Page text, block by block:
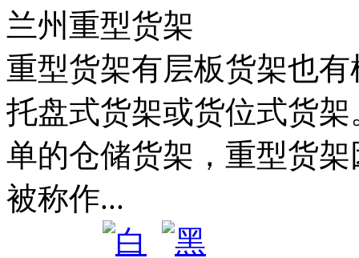
兰州重型货架
重型货架有层板货架也
托盘式货架或货位式货
单的仓储货架，重型货
被称作...